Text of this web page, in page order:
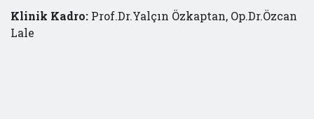
Klinik Kadro: Prof.Dr.Yalçın Özkaptan, Op.Dr.Özcan
Lale